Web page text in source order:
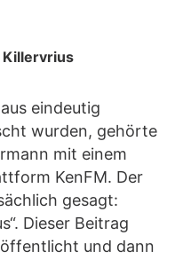
Killervrius
eindeutig
wurden, gehörte
mit einem
KenFM. Der
gesagt:
Dieser Beitrag
und dann